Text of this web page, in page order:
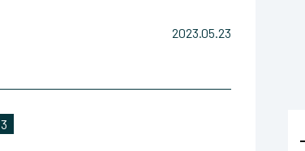
2023.05.23
3